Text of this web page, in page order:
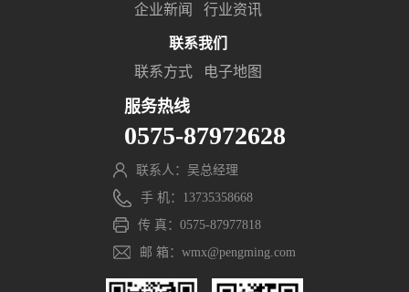
企业新闻
行业资讯
联系我们
联系方式
电子地图
服务热线
0575-87972628
联系人：吴总经理
手 机：13735358668
传 真：0575-87977818
邮 箱：wmx@pengming.com